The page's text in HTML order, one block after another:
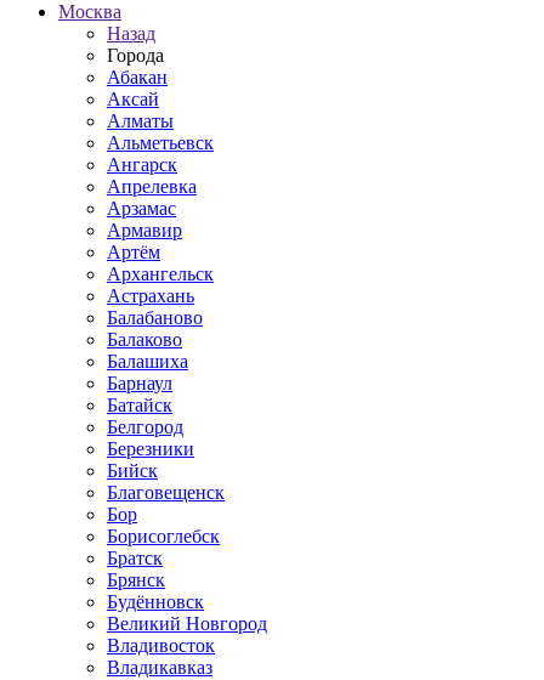
Москва
Назад
Города
Абакан
Аксай
Алматы
Альметьевск
Ангарск
Апрелевка
Арзамас
Армавир
Артём
Архангельск
Астрахань
Балабаново
Балаково
Балашиха
Барнаул
Батайск
Белгород
Березники
Бийск
Благовещенск
Бор
Борисоглебск
Братск
Брянск
Будённовск
Великий Новгород
Владивосток
Владикавказ